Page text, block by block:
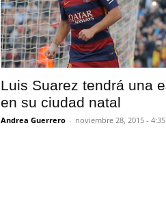
Luis Suarez tendrá una
en su ciudad natal
Andrea Guerrero - noviembre 28, 2015 -